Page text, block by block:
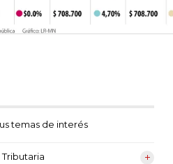
temas de interés